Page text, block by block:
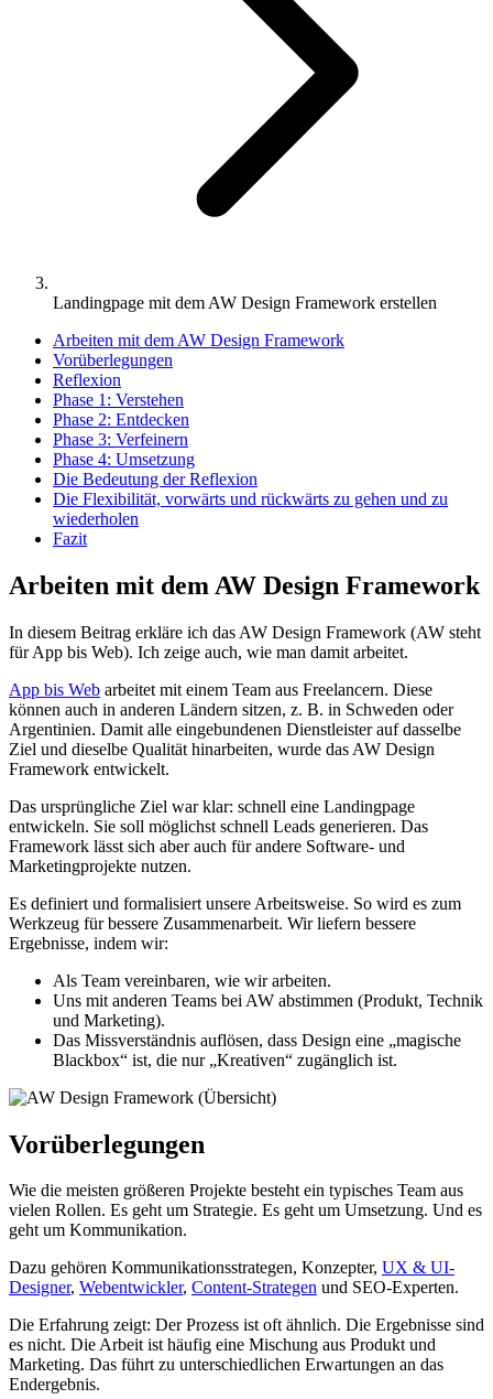
Landingpage mit dem AW Design Framework erstellen
Arbeiten mit dem AW Design Framework
Vorüberlegungen
Reflexion
Phase 1: Verstehen
Phase 2: Entdecken
Phase 3: Verfeinern
Phase 4: Umsetzung
Die Bedeutung der Reflexion
Die Flexibilität, vorwärts und rückwärts zu gehen und zu
wiederholen
Fazit
Arbeiten mit dem AW Design Framework
In diesem Beitrag erkläre ich das AW Design Framework (AW steht
für App bis Web). Ich zeige auch, wie man damit arbeitet.
App bis Web arbeitet mit einem Team aus Freelancern. Diese
können auch in anderen Ländern sitzen, z. B. in Schweden oder
Argentinien. Damit alle eingebundenen Dienstleister auf dasselbe
Ziel und dieselbe Qualität hinarbeiten, wurde das AW Design
Framework entwickelt.
Das ursprüngliche Ziel war klar: schnell eine Landingpage
entwickeln. Sie soll möglichst schnell Leads generieren. Das
Framework lässt sich aber auch für andere Software- und
Marketingprojekte nutzen.
Es definiert und formalisiert unsere Arbeitsweise. So wird es zum
Werkzeug für bessere Zusammenarbeit. Wir liefern bessere
Ergebnisse, indem wir:
Als Team vereinbaren, wie wir arbeiten.
Uns mit anderen Teams bei AW abstimmen (Produkt, Technik
und Marketing).
Das Missverständnis auflösen, dass Design eine „magische
Blackbox“ ist, die nur „Kreativen“ zugänglich ist.
Vorüberlegungen
Wie die meisten größeren Projekte besteht ein typisches Team aus
vielen Rollen. Es geht um Strategie. Es geht um Umsetzung. Und es
geht um Kommunikation.
Dazu gehören Kommunikationsstrategen, Konzepter, UX & UI-
Designer, Webentwickler, Content-Strategen und SEO-Experten.
Die Erfahrung zeigt: Der Prozess ist oft ähnlich. Die Ergebnisse sind
es nicht. Die Arbeit ist häufig eine Mischung aus Produkt und
Marketing. Das führt zu unterschiedlichen Erwartungen an das
Endergebnis.